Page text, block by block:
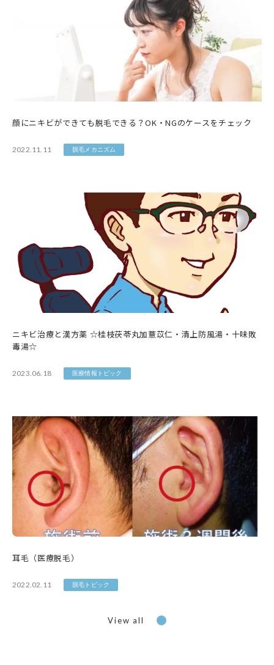
顔にニキビができても脱毛できる？OK・NGのケースをチェック
2022.11.11 脱毛メカニズム
ニキビ治療と漢方薬 ☆桂枝茯苓丸加薏苡仁・清上防風湯・十味敗
毒湯☆
2023.06.18 医療情報トピック
耳毛（医療脱毛）
2022.02.11 脱毛トピック
View all